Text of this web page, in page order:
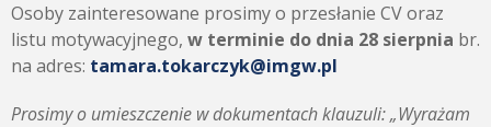
Osoby zainteresowane prosimy o przesłanie CV oraz
listu motywacyjnego, w terminie do dnia 28 sierpnia br.
na adres: tamara.tokarczyk@imgw.pl
Prosimy o umieszczenie w dokumentach klauzuli: „Wyrażam